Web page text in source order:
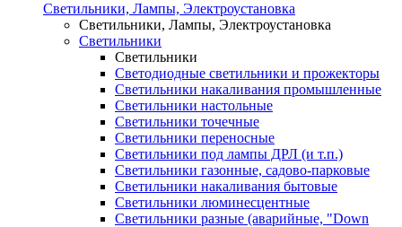
Светильники, Лампы, Электроустановка
Светильники, Лампы, Электроустановка
Светильники
Светильники
Светодиодные светильники и прожекторы
Светильники накаливания промышленные
Светильники настольные
Светильники точечные
Светильники переносные
Светильники под лампы ДРЛ (и т.п.)
Светильники газонные, садово-парковые
Светильники накаливания бытовые
Светильники люминесцентные
Светильники разные (аварийные, "Down